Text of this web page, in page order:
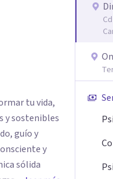
tu vida,
y sostenibles
guío y
y